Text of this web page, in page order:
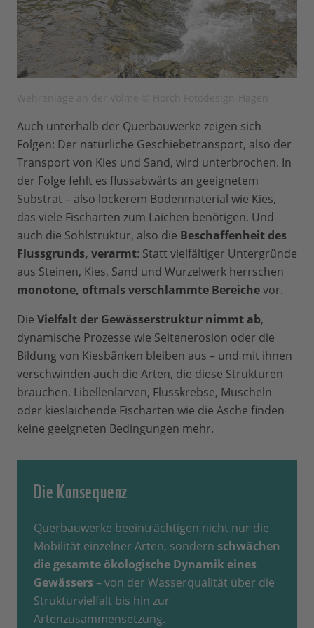
Auch unterhalb der Querbauwerke zeigen sich
Folgen: Der natürliche Geschiebetransport, also der
Transport von Kies und Sand, wird unterbrochen. In
der Folge fehlt es flussabwärts an geeignetem
Substrat – also lockerem Bodenmaterial wie Kies,
das viele Fischarten zum Laichen benötigen. Und
auch die Sohlstruktur, also die Beschaffenheit des
Flussgrunds, verarmt: Statt vielfältiger Untergründe
aus Steinen, Kies, Sand und Wurzelwerk herrschen
monotone, oftmals verschlammte Bereichevor.
Die Vielfalt der Gewässerstruktur nimmt ab,
dynamische Prozesse wie Seitenerosion oder die
Bildung von Kiesbänken bleiben aus – und mit ihnen
verschwinden auch die Arten, die diese Strukturen
brauchen. Libellenlarven, Flusskrebse, Muscheln
oder kieslaichende Fischarten wie die Äsche finden
keine geeigneten Bedingungen mehr.
Die Konsequenz
Querbauwerke beeinträchtigen nicht nur die
Mobilität einzelner Arten, sondern schwächen
die gesamte ökologische Dynamik eines
Gewässers – von der Wasserqualität über die
Strukturvielfalt bis hin zur
Artenzusammensetzung.